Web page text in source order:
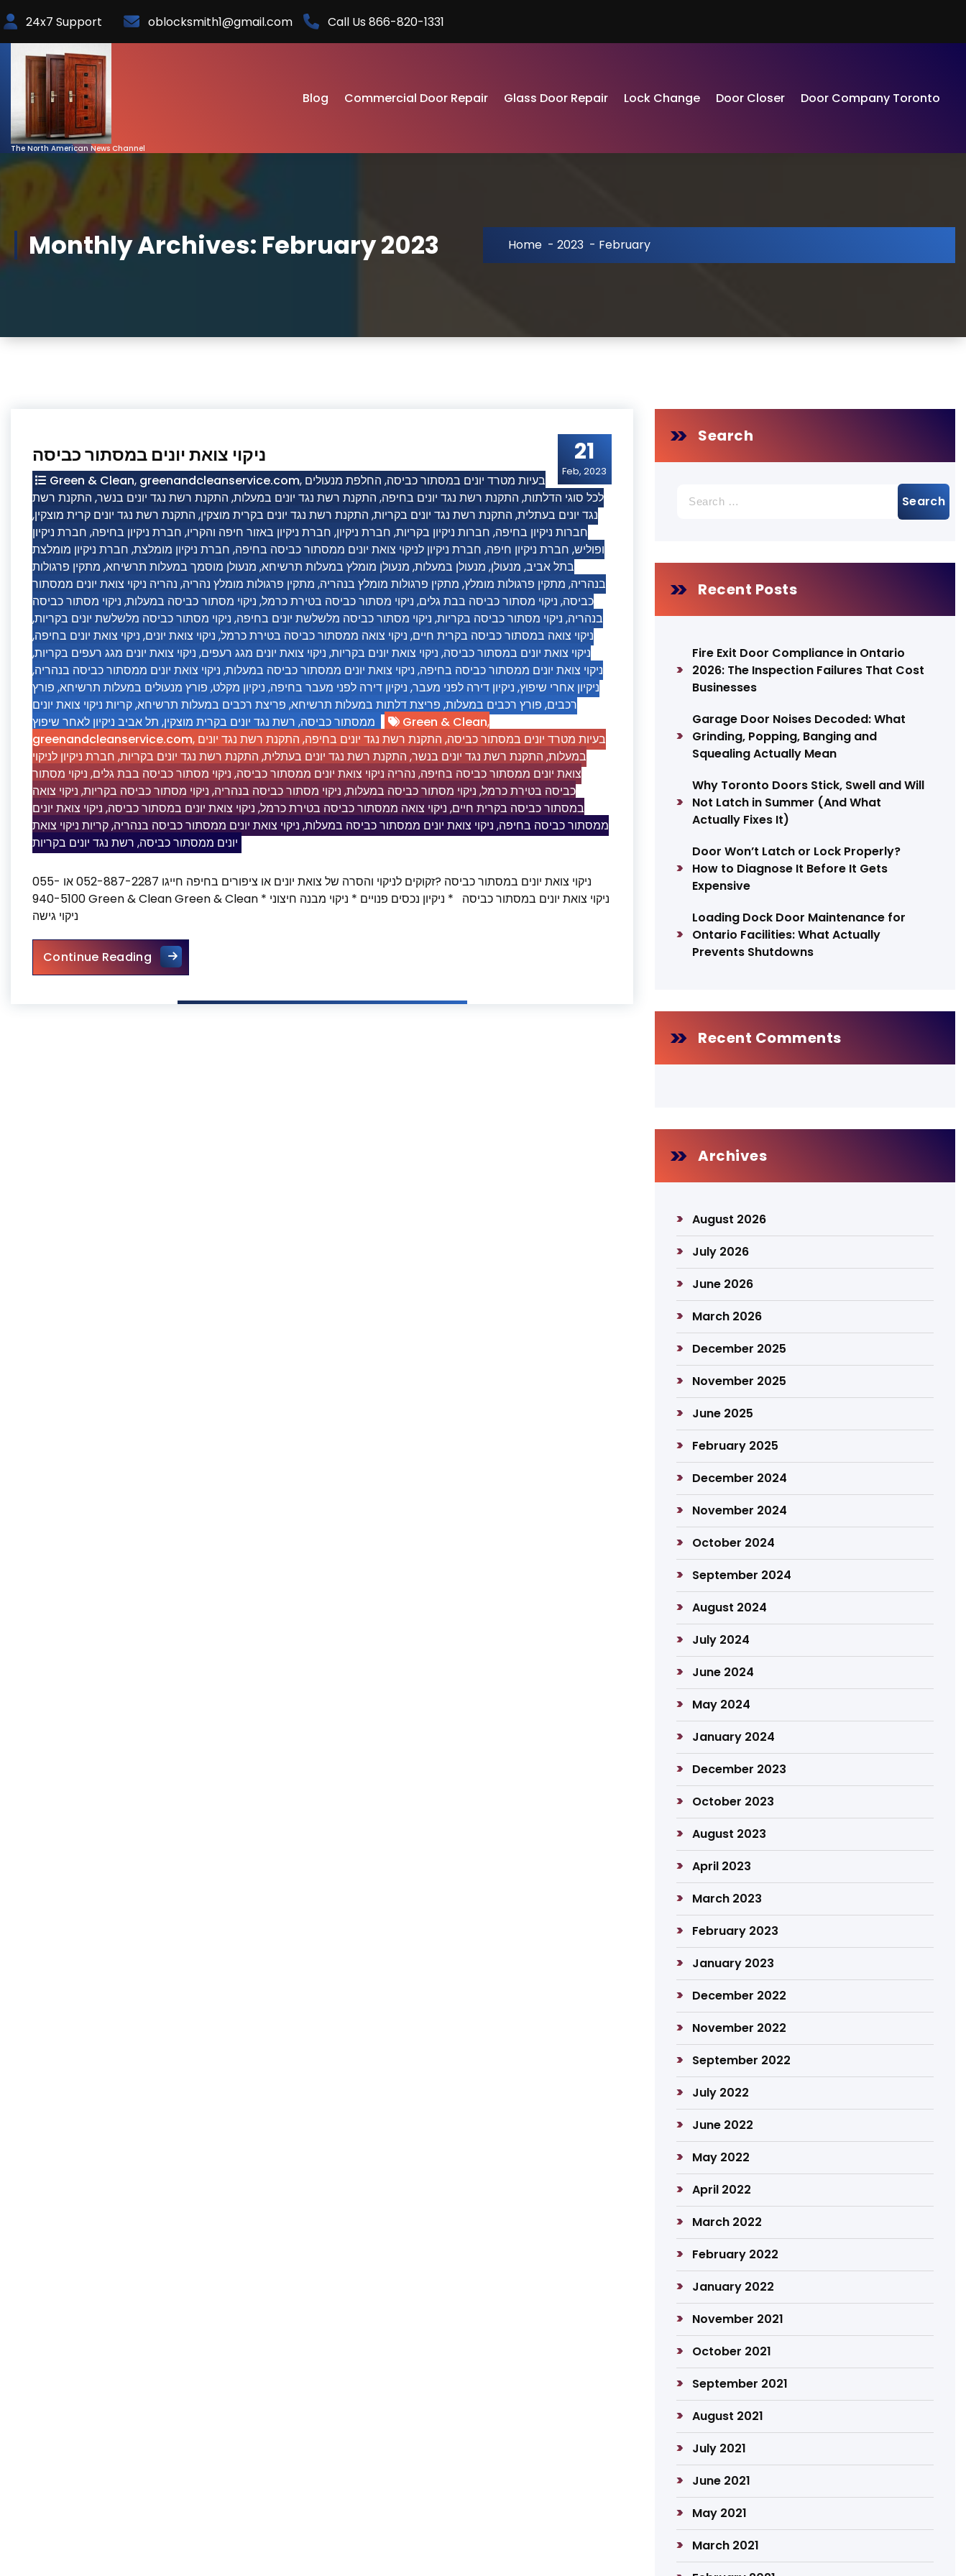
to
Content
24x7 Support oblocksmith1@gmail.com Call Us 866-820-1331
The North American News Channel
Blog Commercial Door Repair Glass Door Repair Lock Change Door Closer Door Company Toronto
Monthly Archives: February 2023 Home - 2023 - February
21
Feb, 2023
ניקוי צואת יונים במסתור כביסה
Green & Clean, greenandcleanservice.com, בעיות מטרד יונים במסתור כביסה, החלפת מנעולים
לכל סוגי הדלתות, התקנת רשת נגד יונים בחיפה, התקנת רשת נגד יונים במעלות, התקנת רשת נגד יונים בנשר, התקנת רשת
נגד יונים בעתלית, התקנת רשת נגד יונים בקריות, התקנת רשת נגד יונים בקרית מוצקין, התקנת רשת נגד יונים קרית מוצקין,
חברות ניקיון בחיפה, חברות ניקיון בקריות, חברת ניקיון, חברת ניקיון באזור חיפה והקריו, חברת ניקיון בחיפה, חברת ניקיון
ופוליש, חברת ניקיון חיפה, חברת ניקיון לניקוי צואת יונים ממסתור כביסה בחיפה, חברת ניקיון מומלצת, חברת ניקיון מומלצת
בתל אביב, מנעולן, מנעולן במעלות, מנעולן מומלץ במעלות תרשיחא, מנעולן מוסמך במעלות תרשיחא, מתקין פרגולות
בנהריה, מתקין פרגולות מומלץ, מתקין פרגולות מומלץ בנהריה, מתקין פרגולות מומלץ נהריה, נהריה ניקוי צואת יונים ממסתור
כביסה, ניקוי מסתור כביסה בבת גלים, ניקוי מסתור כביסה בטירת כרמל, ניקוי מסתור כביסה במעלות, ניקוי מסתור כביסה
בנהריה, ניקוי מסתור כביסה בקריות, ניקוי מסתור כביסה מלשלשת יונים בחיפה, ניקוי מסתור כביסה מלשלשת יונים בקריות,
ניקוי צואה במסתור כביסה בקרית חיים, ניקוי צואה ממסתור כביסה בטירת כרמל, ניקוי צואת יונים, ניקוי צואת יונים בחיפה,
ניקוי צואת יונים במסתור כביסה, ניקוי צואת יונים בקריות, ניקוי צואת יונים מגג רעפים, ניקוי צואת יונים מגג רעפים בקריות,
ניקוי צואת יונים ממסתור כביסה בחיפה, ניקוי צואת יונים ממסתור כביסה במעלות, ניקוי צואת יונים ממסתור כביסה בנהריה,
ניקיון אחרי שיפוץ, ניקיון דירה לפני מעבר, ניקיון דירה לפני מעבר בחיפה, ניקיון מקלט, פורץ מנעולים במעלות תרשיחא, פורץ
רכבים, פורץ רכבים במעלות, פריצת דלתות במעלות תרשיחא, פריצת רכבים במעלות תרשיחא,קריות ניקוי צואת יונים
ממסתור כביסה, רשת נגד יונים בקרית מוצקין, תל אביב ניקיון לאחר שיפוץ Green & Clean,
greenandcleanservice.com, בעיות מטרד יונים במסתור כביסה, התקנת רשת נגד יונים בחיפה, התקנת רשת נגד יונים
במעלות, התקנת רשת נגד יונים בנשר, התקנת רשת נגד יונים בעתלית, התקנת רשת נגד יונים בקריות, חברת ניקיון לניקוי
צואת יונים ממסתור כביסה בחיפה, נהריה ניקוי צואת יונים ממסתור כביסה, ניקוי מסתור כביסה בבת גלים, ניקוי מסתור
כביסה בטירת כרמל, ניקוי מסתור כביסה במעלות, ניקוי מסתור כביסה בנהריה, ניקוי מסתור כביסה בקריות, ניקוי צואה
במסתור כביסה בקרית חיים, ניקוי צואה ממסתור כביסה בטירת כרמל, ניקוי צואת יונים במסתור כביסה, ניקוי צואת יונים
ממסתור כביסה בחיפה, ניקוי צואת יונים ממסתור כביסה במעלות, ניקוי צואת יונים ממסתור כביסה בנהריה,קריות ניקוי צואת
יונים ממסתור כביסה, רשת נגד יונים בקריות
ניקוי צואת יונים במסתור כביסה ?זקוקים לניקוי והסרה של צואת יונים או ציפורים בחיפה חייגו 052-887-2287 או 055-
940-5100 Green & Clean Green & Clean ניקוי צואת יונים במסתור כביסה * ניקיון נכסים פנויים * ניקוי מבנה חיצוני *
ניקוי גישה
Continue Readingניקוי צואת יונים במסתור כביסה
Search
for:
Recent Posts
Fire Exit Door Compliance in Ontario
2026: The Inspection Failures That Cost
Businesses
Garage Door Noises Decoded: What
Grinding, Popping, Banging and
Squealing Actually Mean
Why Toronto Doors Stick, Swell and Will
Not Latch in Summer (And What
Actually Fixes It)
Door Won’t Latch or Lock Properly?
How to Diagnose It Before It Gets
Expensive
Loading Dock Door Maintenance for
Ontario Facilities: What Actually
Prevents Shutdowns
Recent Comments
Archives
August 2026
July 2026
June 2026
March 2026
December 2025
November 2025
June 2025
February 2025
December 2024
November 2024
October 2024
September 2024
August 2024
July 2024
June 2024
May 2024
January 2024
December 2023
October 2023
August 2023
April 2023
March 2023
February 2023
January 2023
December 2022
November 2022
September 2022
July 2022
June 2022
May 2022
April 2022
March 2022
February 2022
January 2022
November 2021
October 2021
September 2021
August 2021
July 2021
June 2021
May 2021
March 2021